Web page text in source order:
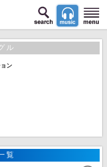
ル
ン
覧